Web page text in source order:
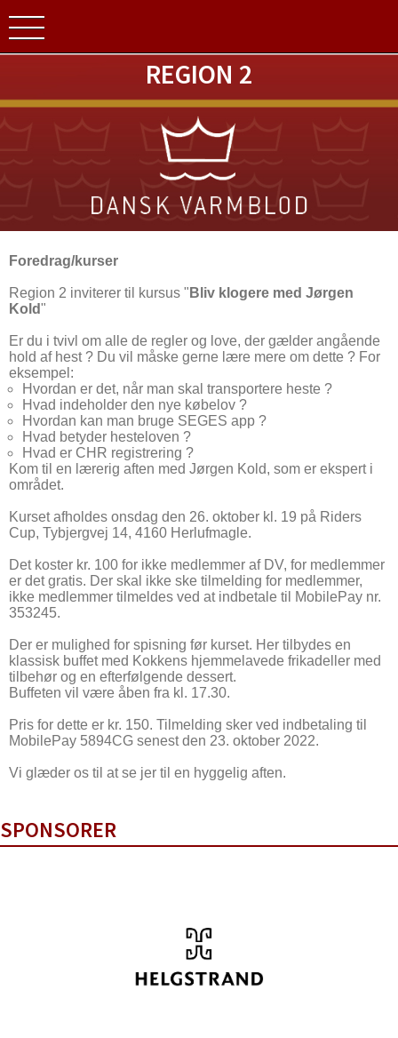
REGION 2
Foredrag/kurser
Region 2 inviterer til kursus " Bliv klogere med Jørgen
Kold"
Er du i tvivl om alle de regler og love, der gælder angående
hold af hest ? Du vil måske gerne lære mere om dette ? For
eksempel:
Hvordan er det, når man skal transportere heste ?
Hvad indeholder den nye købelov ?
Hvordan kan man bruge SEGES app ?
Hvad betyder hesteloven ?
Hvad er CHR registrering ?
Kom til en lærerig aften med Jørgen Kold, som er ekspert i
området.
Kurset afholdes onsdag den 26. oktober kl. 19 på Riders
Cup, Tybjergvej 14, 4160 Herlufmagle.
Det koster kr. 100 for ikke medlemmer af DV, for medlemmer
er det gratis. Der skal ikke ske tilmelding for medlemmer,
ikke medlemmer tilmeldes ved at indbetale til MobilePay nr.
353245.
Der er mulighed for spisning før kurset. Her tilbydes en
klassisk buffet med Kokkens hjemmelavede frikadeller med
tilbehør og en efterfølgende dessert.
Buffeten vil være åben fra kl. 17.30.
Pris for dette er kr. 150. Tilmelding sker ved indbetaling til
MobilePay 5894CG senest den 23. oktober 2022.
Vi glæder os til at se jer til en hyggelig aften.
SPONSORER